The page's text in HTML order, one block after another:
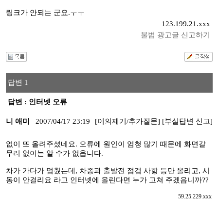
링크가 안되는 군요.ㅜㅜ
123.199.21.xxx
불법 광고글 신고하기
답변 1
답변 : 인터넷 오류
니 애미 2007/04/17 23:19 [이의제기/추가질문] [부실답변 신고]
없이 또 올려주셨네요. 오류에 원인이 엄청 많기 때문에 화면갈
무리 없이는 알 수가 없읍니다.
차가 가다가 멈췄는데, 차종과 출발전 점검 사항 등만 올리고, 시
동이 안걸리요 라고 인터넷에 올린다면 누가 고쳐 주겠읍니까??
59.25.229.xxx